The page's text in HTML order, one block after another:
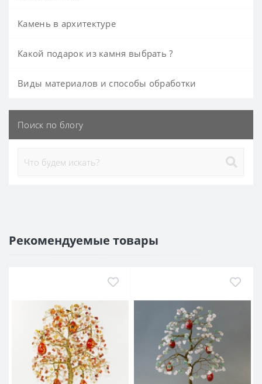
Камень в архитектуре
Какой подарок из камня выбрать ?
Виды материалов и способы обработки
Поиск по блогу
Рекомендуемые товары